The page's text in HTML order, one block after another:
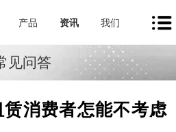
产品 资讯 我们
见问答
消费者怎能不考虑